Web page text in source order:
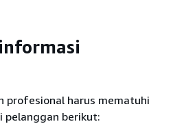
profesional harus mematuhi
pelanggan berikut: